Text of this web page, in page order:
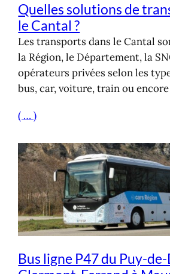
Quelles solutions de
le Cantal ?
Les transports dans le Cantal
la Région, le Département, la
opérateurs privées selon les
bus, car, voiture, train ou
( … )
Bus ligne P47 du Puy-